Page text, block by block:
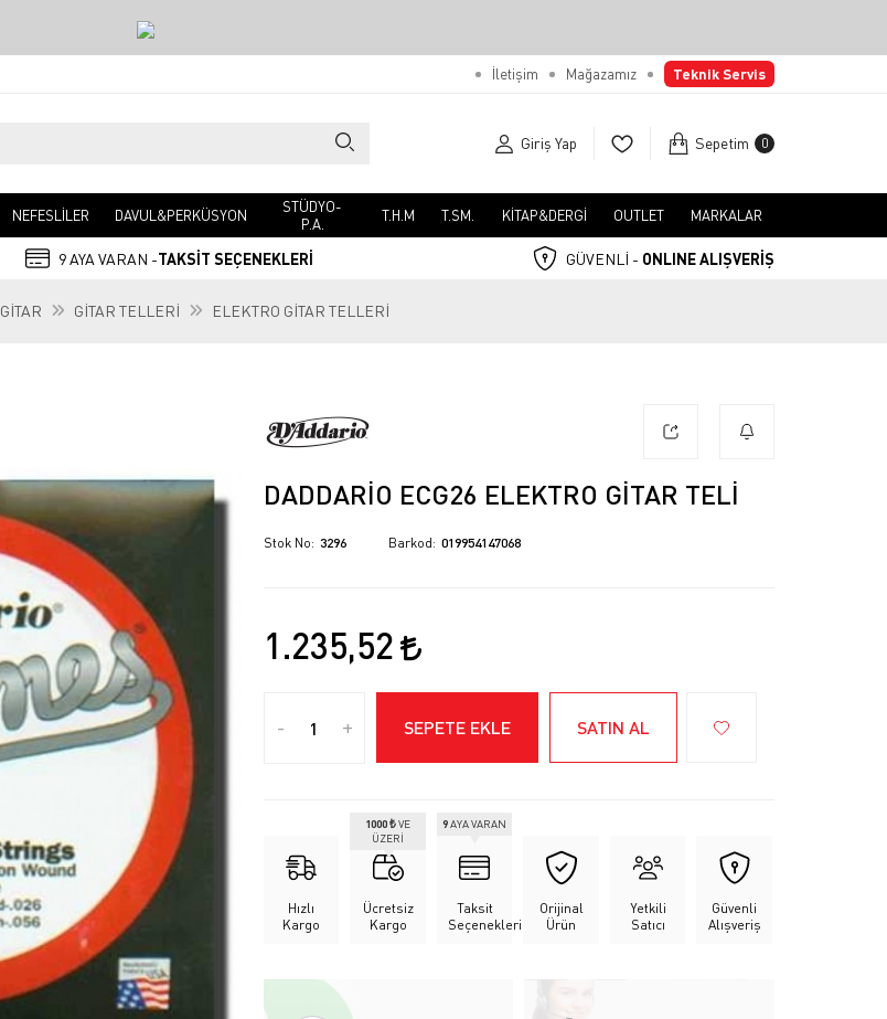
İletişim Mağazamız Teknik Servis
Giriş Yap Sepetim 0
NEFESLİLER DAVUL&PERKÜSYON
STÜDYO-
P.A.
T.H.M T.SM. KİTAP&DERGİ OUTLET MARKALAR
9 AYA VARAN -TAKSİT SEÇENEKLERİ GÜVENLİ - ONLINE ALIŞVERİŞ
GİTAR GİTAR TELLERİ ELEKTRO GİTAR TELLERİ
DADDARIO ECG26 ELEKTRO GITAR TELI
Stok No 3296 Barkod 019954147068
1.235,52
- + SEPETE EKLE SATIN AL
Hızlı
Kargo
Ücretsiz
Kargo
1000 ₺VE
ÜZERİ
Taksit
Seçenekleri
9AYA VARAN
Orijinal
Ürün
Yetkili
Satıcı
Güvenli
Alışveriş